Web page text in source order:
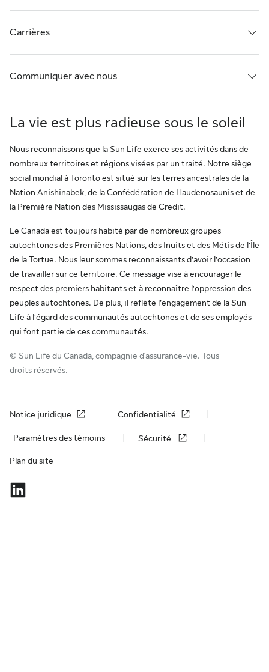
Carrières
Communiquer avec nous
La vie est plus radieuse sous le soleil
Nous reconnaissons que la Sun Life exerce ses activités dans de
nombreux territoires et régions visées par un traité. Notre siège
social mondial à Toronto est situé sur les terres ancestrales de la
Nation Anishinabek, de la Confédération de Haudenosaunis et de
la Première Nation des Mississaugas de Credit.
Le Canada est toujours habité par de nombreux groupes
autochtones des Premières Nations, des Inuits et des Métis de l’Île
de la Tortue. Nous leur sommes reconnaissants d’avoir l’occasion
de travailler sur ce territoire. Ce message vise à encourager le
respect des premiers habitants et à reconnaître l’oppression des
peuples autochtones. De plus, il reflète l’engagement de la Sun
Life à l’égard des communautés autochtones et de ses employés
qui font partie de ces communautés.
© Sun Life du Canada, compagnie d'assurance-vie. Tous
droits réservés.
Notice juridique Confidentialité
Paramètres des témoins Sécurité
Plan du site